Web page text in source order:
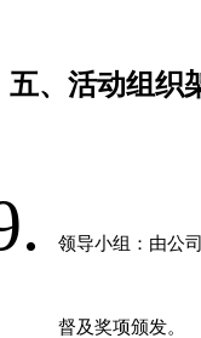
五、活动组织
领导小组：由公
督及奖项颁发。